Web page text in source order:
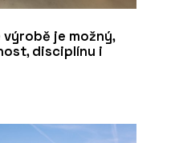
je možný,
disciplínu i